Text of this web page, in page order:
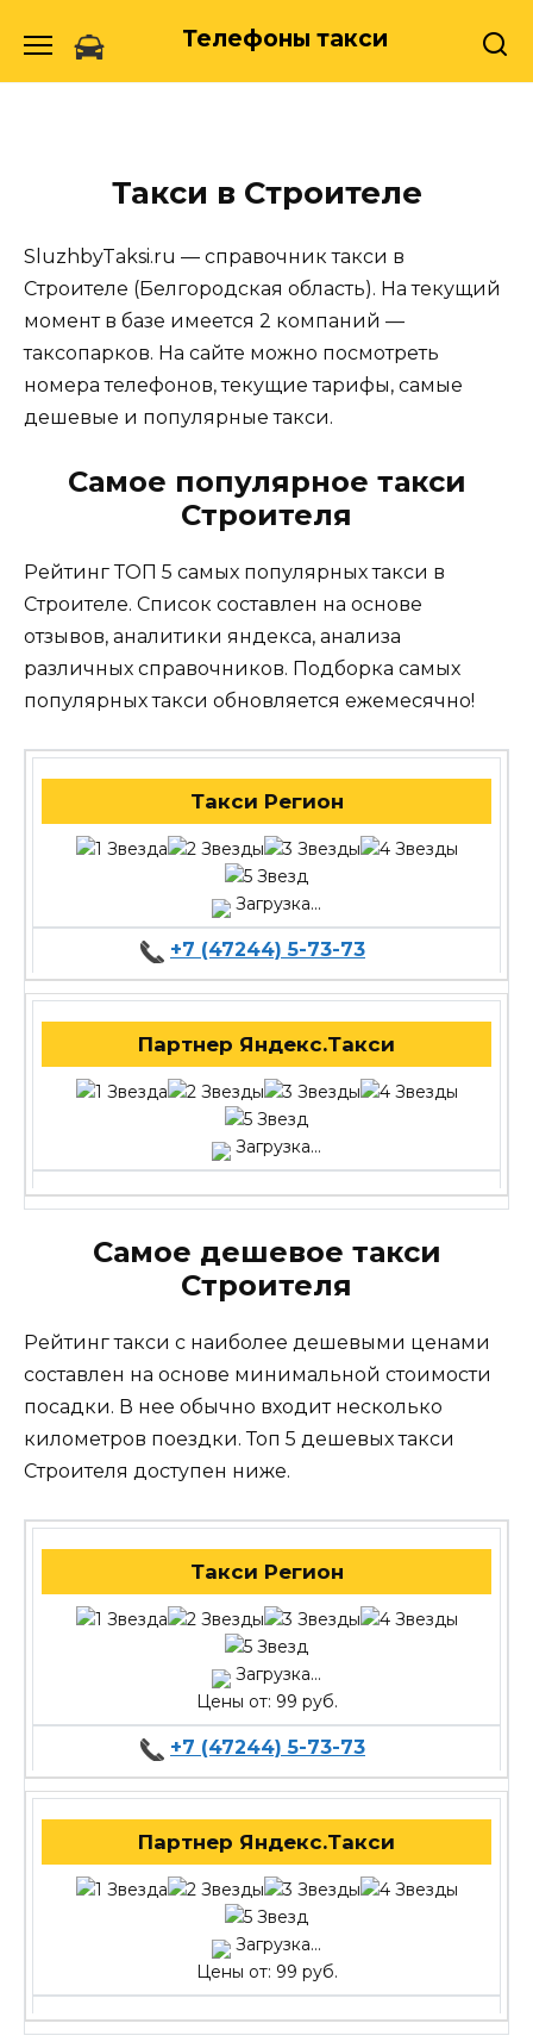
Телефоны такси
Такси в Строителе
SluzhbyTaksi.ru — справочник такси в
Строителе (Белгородская область). На текущий
момент в базе имеется 2 компаний —
таксопарков. На сайте можно посмотреть
номера телефонов, текущие тарифы, самые
дешевые и популярные такси.
Самое популярное такси
Строителя
Рейтинг ТОП 5 самых популярных такси в
Строителе. Список составлен на основе
отзывов, аналитики яндекса, анализа
различных справочников. Подборка самых
популярных такси обновляется ежемесячно!
Такси Регион
Загрузка...
+7 (47244) 5-73-73
Партнер Яндекс.Такси
Загрузка...
Самое дешевое такси
Строителя
Рейтинг такси с наиболее дешевыми ценами
составлен на основе минимальной стоимости
посадки. В нее обычно входит несколько
километров поездки. Топ 5 дешевых такси
Строителя доступен ниже.
Такси Регион
Загрузка...
Цены от: 99 руб.
+7 (47244) 5-73-73
Партнер Яндекс.Такси
Загрузка...
Цены от: 99 руб.